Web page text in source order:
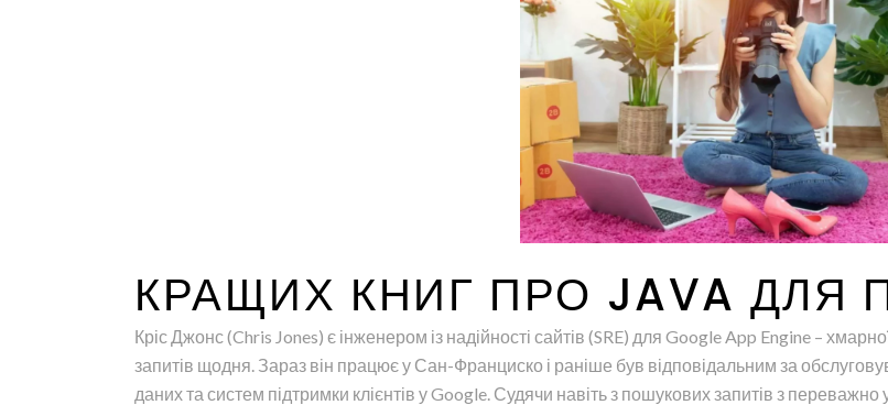
КРАЩИХ КНИГ ПРО JAVA ДЛЯ
Кріс Джонс (Chris Jones) є інженером із надійності сайтів (SRE) для Google App Engine –
запитів щодня. Зараз він працює у Сан-Франциско і раніше був відповідальним за
даних та систем підтримки клієнтів у Google. Судячи навіть з пошукових запитів з